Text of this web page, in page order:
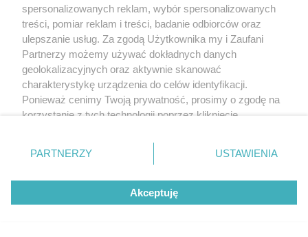
spersonalizowanych reklam, wybór spersonalizowanych
treści, pomiar reklam i treści, badanie odbiorców oraz
ulepszanie usług. Za zgodą Użytkownika my i Zaufani
Partnerzy możemy używać dokładnych danych
geolokalizacyjnych oraz aktywnie skanować
charakterystykę urządzenia do celów identyfikacji.
Ponieważ cenimy Twoją prywatność, prosimy o zgodę na
korzystanie z tych technologii poprzez kliknięcie
zmienić/wycofać klikając przycisk ustawień prywatności
znajdujący się w lewym dolnym rogu strony
rodzaje przetwarzania danych nie wymagają zgody
użytkownika, ale masz prawo sprzeciwić się takiemu
przetwarzaniu. Preferencje będą miały zastosowanie tylko
PARTNERZY USTAWIENIA
Akceptuję